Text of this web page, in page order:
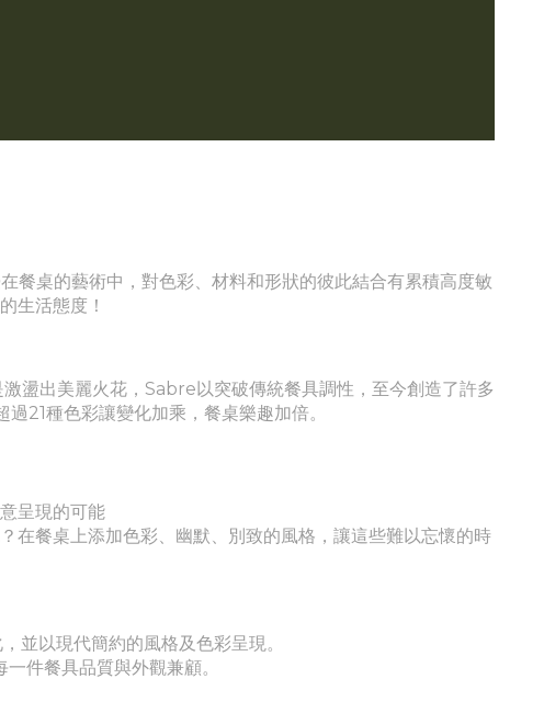
桌的藝術中，對色彩、材料和形狀的彼此結合有累積高度敏
生活態度！
盪出美麗火花，Sabre以突破傳統餐具調性，至今創造了許多
21種色彩讓變化加乘，餐桌樂趣加倍。
呈現的可能
在餐桌上添加色彩、幽默、別致的風格，讓這些難以忘懷的時
並以現代簡約的風格及色彩呈現。
件餐具品質與外觀兼顧。